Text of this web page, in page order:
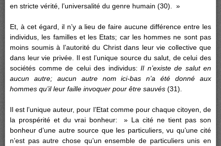
en stricte vérité, l’universalité du genre humain (30). »
Et, à cet égard, il n’y a lieu de faire aucune différence entre les
individus, les familles et les Etats; car les hommes ne sont pas
moins soumis à l’autorité du Christ dans leur vie collective que
dans leur vie privée. Il est l’unique source du salut, de celui des
sociétés comme de celui des individus: Il n’existe de salut en
aucun autre; aucun autre nom ici-bas n’a été donné aux
hommes qu’il leur faille invoquer pour être sauvés (31).
Il est l’unique auteur, pour l’Etat comme pour chaque citoyen, de
la prospérité et du vrai bonheur: » La cité ne tient pas son
bonheur d’une autre source que les particuliers, vu qu’une cité
n’est pas autre chose qu’un ensemble de particuliers unis en